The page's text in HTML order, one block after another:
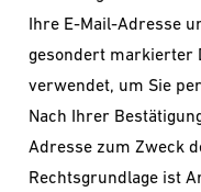
Ihre E-Mail-Adresse
gesondert markierter
verwendet, um Sie
Nach Ihrer
Adresse zum Zweck
Rechtsgrundlage ist